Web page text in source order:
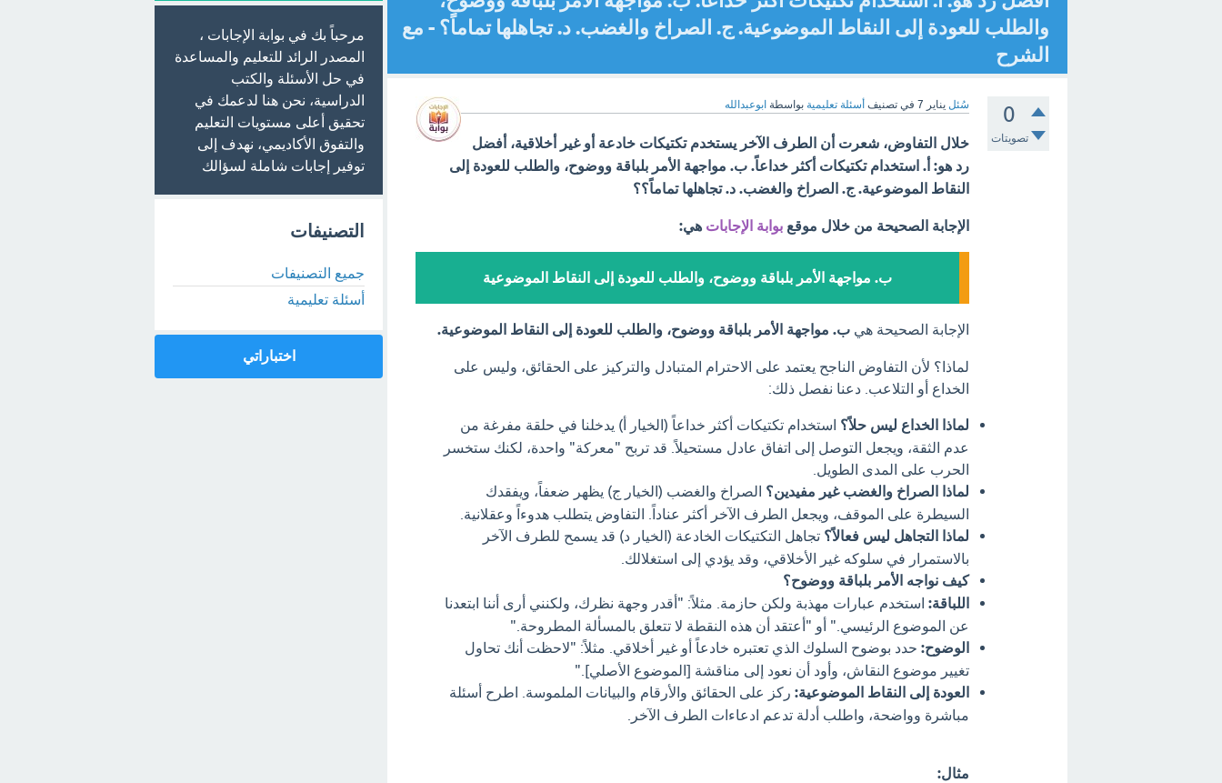
والطلب للعودة إلى النقاط الموضوعية. ج. الصراخ والغضب. د. تجاهلها تماماً؟ - مع
الشرح
0
تصويتات
سُئل يناير 7 في تصنيف أسئلة تعليمية بواسطة ابوعبدالله
خلال التفاوض، شعرت أن الطرف الآخر يستخدم تكتيكات خادعة أو غير أخلاقية، أفضل
رد هو: أ. استخدام تكتيكات أكثر خداعاً. ب. مواجهة الأمر بلباقة ووضوح، والطلب للعودة إلى
النقاط الموضوعية. ج. الصراخ والغضب. د. تجاهلها تماماً؟؟
الإجابة الصحيحة من خلال موقع بوابة الإجابات هي:
ب. مواجهة الأمر بلباقة ووضوح، والطلب للعودة إلى النقاط الموضوعية
الإجابة الصحيحة هي ب. مواجهة الأمر بلباقة ووضوح، والطلب للعودة إلى النقاط الموضوعية.
لماذا؟ لأن التفاوض الناجح يعتمد على الاحترام المتبادل والتركيز على الحقائق، وليس على
الخداع أو التلاعب. دعنا نفصل ذلك:
لماذا الخداع ليس حلاً؟ استخدام تكتيكات أكثر خداعاً (الخيار أ) يدخلنا في حلقة مفرغة من
عدم الثقة، ويجعل التوصل إلى اتفاق عادل مستحيلاً. قد تربح "معركة" واحدة، لكنك ستخسر
الحرب على المدى الطويل.
لماذا الصراخ والغضب غير مفيدين؟ الصراخ والغضب (الخيار ج) يظهر ضعفاً، ويفقدك
السيطرة على الموقف، ويجعل الطرف الآخر أكثر عناداً. التفاوض يتطلب هدوءاً وعقلانية.
لماذا التجاهل ليس فعالاً؟ تجاهل التكتيكات الخادعة (الخيار د) قد يسمح للطرف الآخر
بالاستمرار في سلوكه غير الأخلاقي، وقد يؤدي إلى استغلالك.
كيف نواجه الأمر بلباقة ووضوح؟
اللباقة: استخدم عبارات مهذبة ولكن حازمة. مثلاً: "أقدر وجهة نظرك، ولكنني أرى أننا ابتعدنا
عن الموضوع الرئيسي." أو "أعتقد أن هذه النقطة لا تتعلق بالمسألة المطروحة."
الوضوح: حدد بوضوح السلوك الذي تعتبره خادعاً أو غير أخلاقي. مثلاً: "لاحظت أنك تحاول
تغيير موضوع النقاش، وأود أن نعود إلى مناقشة [الموضوع الأصلي]."
العودة إلى النقاط الموضوعية: ركز على الحقائق والأرقام والبيانات الملموسة. اطرح أسئلة
مباشرة وواضحة، واطلب أدلة تدعم ادعاءات الطرف الآخر.
مثال:
مرحباً بك في بوابة الإجابات ،
المصدر الرائد للتعليم والمساعدة
في حل الأسئلة والكتب
الدراسية، نحن هنا لدعمك في
تحقيق أعلى مستويات التعليم
والتفوق الأكاديمي، نهدف إلى
توفير إجابات شاملة لسؤالك
التصنيفات
جميع التصنيفات
أسئلة تعليمية
اختباراتي